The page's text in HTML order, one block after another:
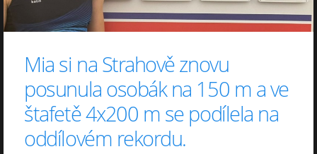
Mia si na Strahově znovu
posunula osobák na 150 m a ve
štafetě 4x200 m se podílela na
oddílovém rekordu.